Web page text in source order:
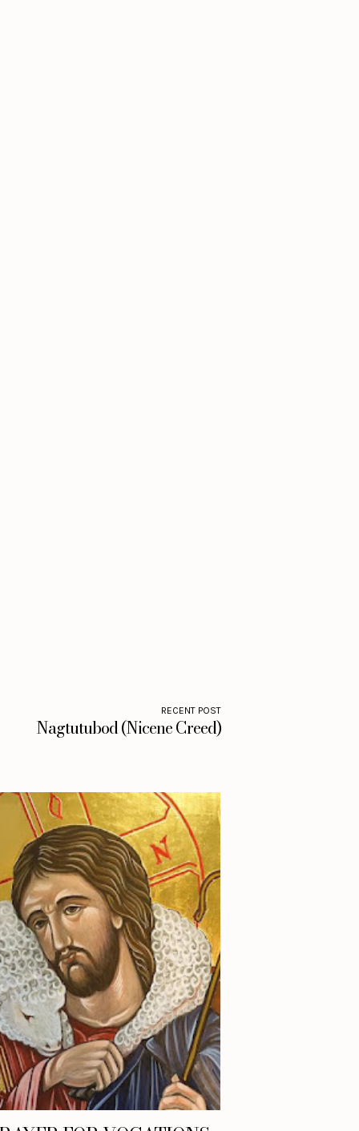
RECENT POST
Nagtutubod (Nicene Creed)